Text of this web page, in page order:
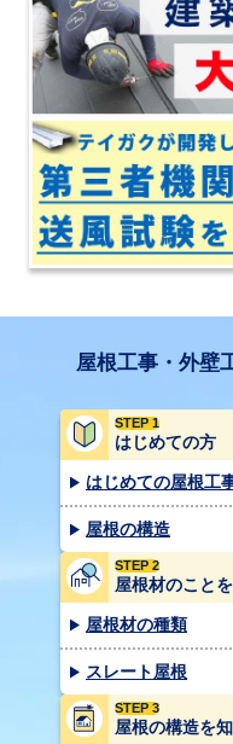
屋根工事・外壁
STEP 1
はじめての方
はじめての屋根工
屋根の構造
STEP 2
屋根材のこと
屋根材の種類
スレート屋根
STEP 3
屋根の構造を